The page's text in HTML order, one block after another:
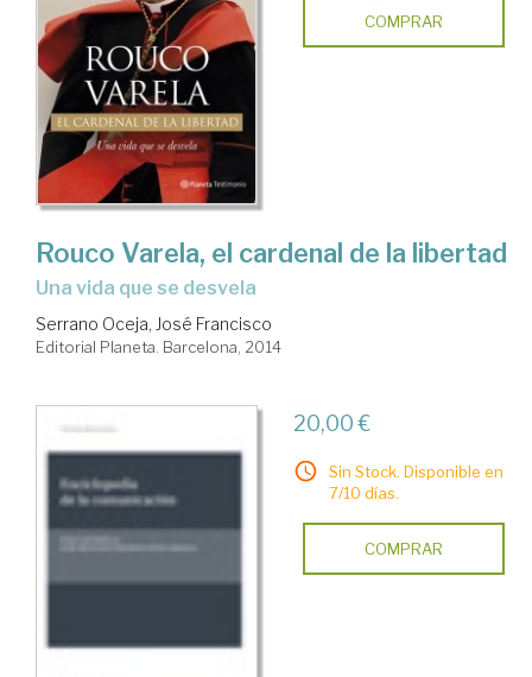
COMPRAR
Rouco Varela, el cardenal de la libertad
una vida que se desvela
Serrano Oceja, José Francisco
Editorial Planeta. Barcelona, 2014
20,00 €
Sin Stock. Disponible en
7/10 días.
COMPRAR